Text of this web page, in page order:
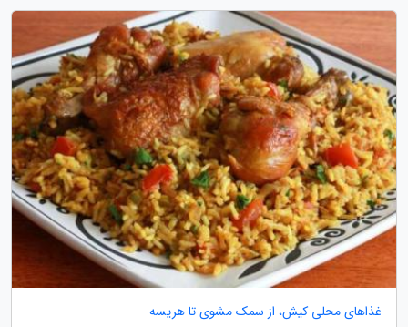
غذاهای محلی کیش، از سمک مشوی تا هریسه